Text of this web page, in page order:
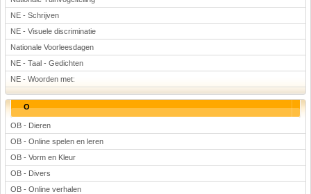
NE - Schrijven
NE - Visuele discriminatie
Nationale Voorleesdagen
NE - Taal - Gedichten
NE - Woorden met:
O
OB - Dieren
OB - Online spelen en leren
OB - Vorm en Kleur
OB - Divers
OB - Online verhalen